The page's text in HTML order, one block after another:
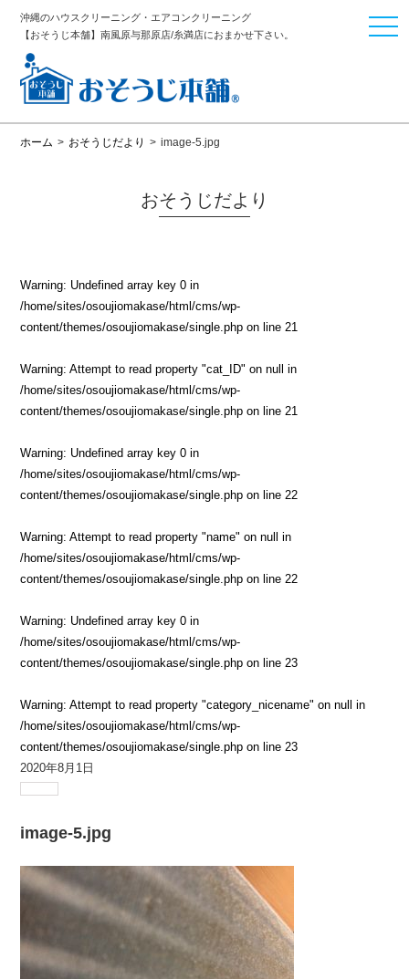
沖縄のハウスクリーニング・エアコンクリーニング
【おそうじ本舗】南風原与那原店/糸満店におまかせ下さい。
ホーム > おそうじだより > image-5.jpg
おそうじだより
Warning: Undefined array key 0 in
/home/sites/osoujiomakase/html/cms/wp-
content/themes/osoujiomakase/single.php on line 21
Warning: Attempt to read property "cat_ID" on null in
/home/sites/osoujiomakase/html/cms/wp-
content/themes/osoujiomakase/single.php on line 21
Warning: Undefined array key 0 in
/home/sites/osoujiomakase/html/cms/wp-
content/themes/osoujiomakase/single.php on line 22
Warning: Attempt to read property "name" on null in
/home/sites/osoujiomakase/html/cms/wp-
content/themes/osoujiomakase/single.php on line 22
Warning: Undefined array key 0 in
/home/sites/osoujiomakase/html/cms/wp-
content/themes/osoujiomakase/single.php on line 23
Warning: Attempt to read property "category_nicename" on null in
/home/sites/osoujiomakase/html/cms/wp-
content/themes/osoujiomakase/single.php on line 23
2020年8月1日
image-5.jpg